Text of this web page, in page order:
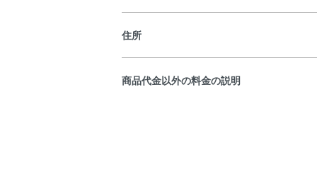
住所
商品代金以外の料金の説明